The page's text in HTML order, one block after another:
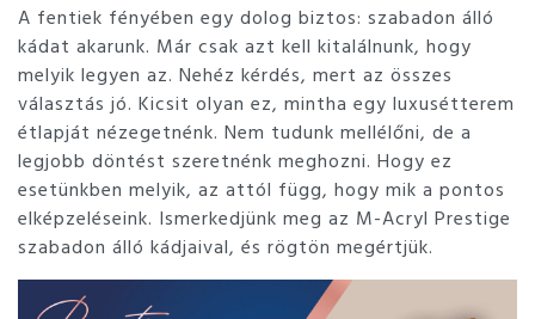
A fentiek fényében egy dolog biztos: szabadon álló
kádat akarunk. Már csak azt kell kitalálnunk, hogy
melyik legyen az. Nehéz kérdés, mert az összes
választás jó. Kicsit olyan ez, mintha egy luxusétterem
étlapját nézegetnénk. Nem tudunk mellélőni, de a
legjobb döntést szeretnénk meghozni. Hogy ez
esetünkben melyik, az attól függ, hogy mik a pontos
elképzeléseink. Ismerkedjünk meg az M-Acryl Prestige
szabadon álló kádjaival, és rögtön megértjük.